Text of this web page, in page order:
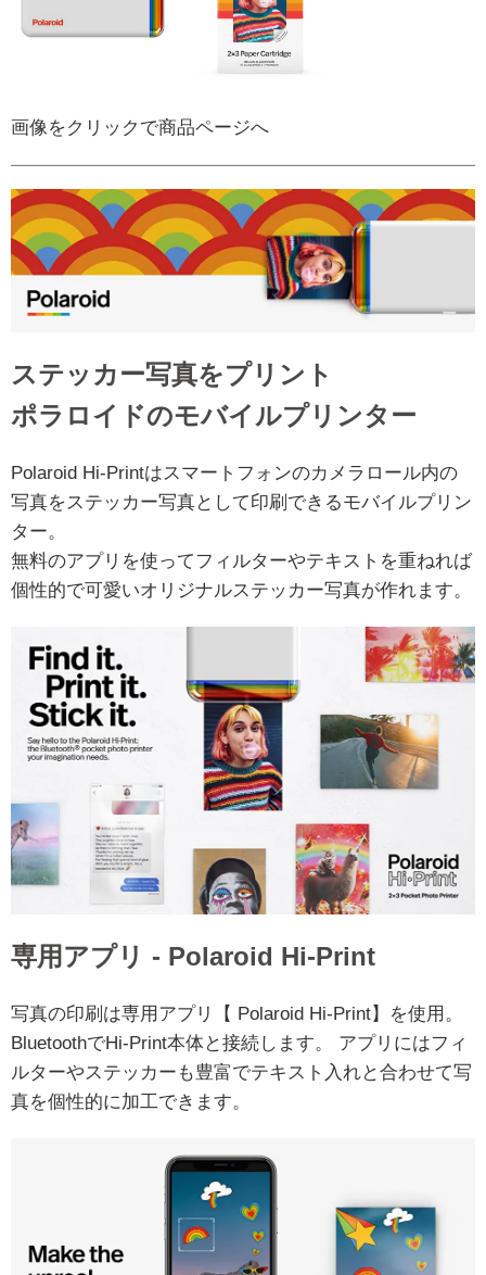
画像をクリックで商品ページへ
ステッカー写真をプリント
ポラロイドのモバイルプリンター
Polaroid Hi-Printはスマートフォンのカメラロール内の
写真をステッカー写真として印刷できるモバイルプリン
ター。
無料のアプリを使ってフィルターやテキストを重ねれば
個性的で可愛いオリジナルステッカー写真が作れます。
専用アプリ - Polaroid Hi-Print
写真の印刷は専用アプリ【 Polaroid Hi-Print】を使用。
BluetoothでHi-Print本体と接続します。 アプリにはフィ
ルターやステッカーも豊富でテキスト入れと合わせて写
真を個性的に加工できます。